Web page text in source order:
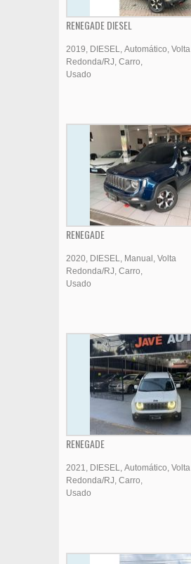
RENEGADE DIESEL
2019 DIESEL Automático Volta
Redonda/RJ Carro
Usado
RENEGADE
2020 DIESEL Manual
Volta
Redonda/RJ Carro
Usado
RENEGADE
2021 DIESEL Automático Volta
Redonda/RJ Carro
Usado